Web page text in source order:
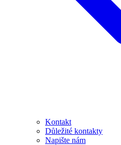
Kontakt
Důležité kontakty
Napište nám